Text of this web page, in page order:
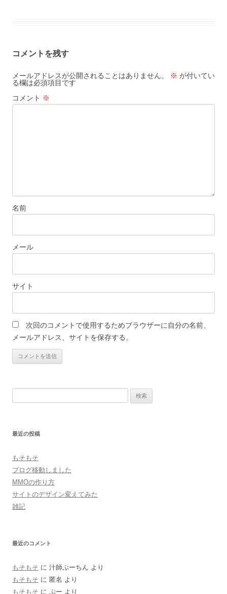
コメントを残す
メールアドレスが公開されることはありません。 ※ が付いてい
る欄は必須項目です
コメント ※
名前
メール
サイト
次回のコメントで使用するためブラウザーに自分の名前、
メールアドレス、サイトを保存する。
最近の投稿
もそもそ
ブログ移動しました
MMOの作り方
サイトのデザイン変えてみた
雑記
最近のコメント
もそもそ に 汁師ぷーちん より
もそもそ に 匿名 より
もそもそ に ぷー より